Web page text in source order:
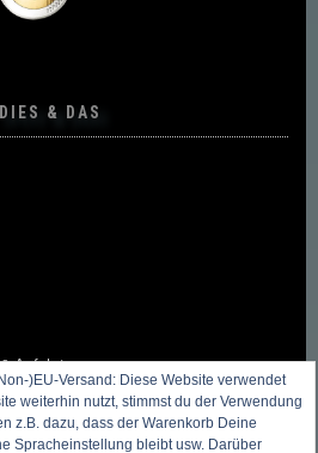
DIES & DAS
Anfahrt
)EU-Versand: Diese Website verwendet
weiterhin nutzt, stimmst du der Verwendung
z.B. dazu, dass der Warenkorb Deine
Spracheinstellung bleibt usw. Darüber